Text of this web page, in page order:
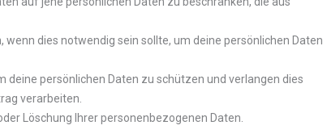
dies notwendig sein sollte, um deine persönlichen Daten
persönlichen Daten zu schützen und verlangen dies
verarbeiten.
Löschung Ihrer personenbezogenen Daten.